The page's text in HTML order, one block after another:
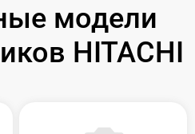
модели
HITACHI